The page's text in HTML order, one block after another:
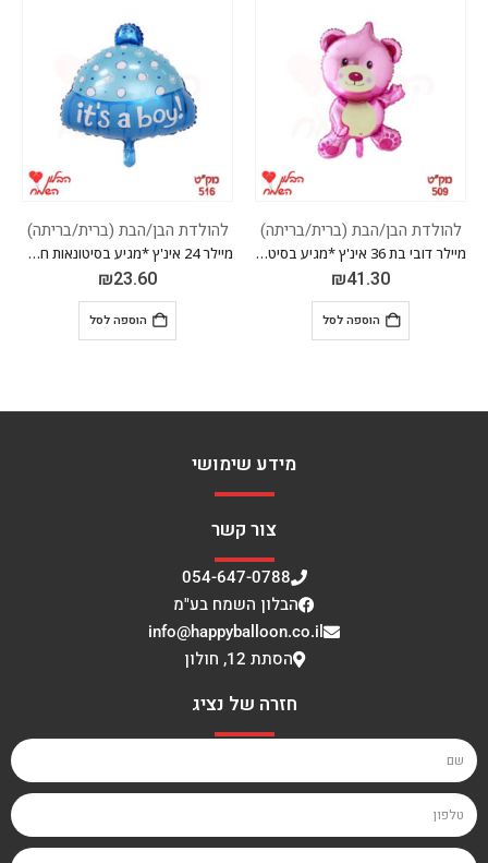
הבן/הבת (ברית/בריתה)
מיילר דובי בת 36 אינ'ץ *מגיע בסיטונאות חבילה של 5 יח' *
₪41.30
הוספה לסל
להולדת הבן/הבת (ברית/בריתה)
מיילר 24 אינ'ץ *מגיע בסיטונאות חבילה של 5 יח' *
₪23.60
הוספה לסל
מידע שימושי
צור קשר
054-647-0788
הבלון השמח בע"מ
info@happyballoon.co.il
הסתת 12, חולון
חזרה של נציג